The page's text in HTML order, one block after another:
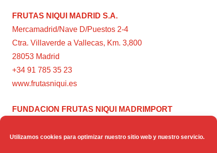
Utilizamos cookies para optimizar nuestro sitio web y nuestro servicio.
FRUTAS NIQUI MADRID S.A.
Mercamadrid/Nave D/Puestos 2-4
Ctra. Villaverde a Vallecas, Km. 3,800
28053 Madrid
+34 91 785 35 23
www.frutasniqui.es
FUNDACION FRUTAS NIQUI MADRIMPORT
28224 – Pozuelo de Alarcón (Madrid)